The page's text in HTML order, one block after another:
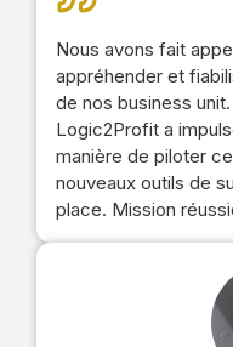
Nous avons fait
appréhender et
de nos business unit.
Logic2Profit a
manière de piloter
nouveaux outils de
place. Mission